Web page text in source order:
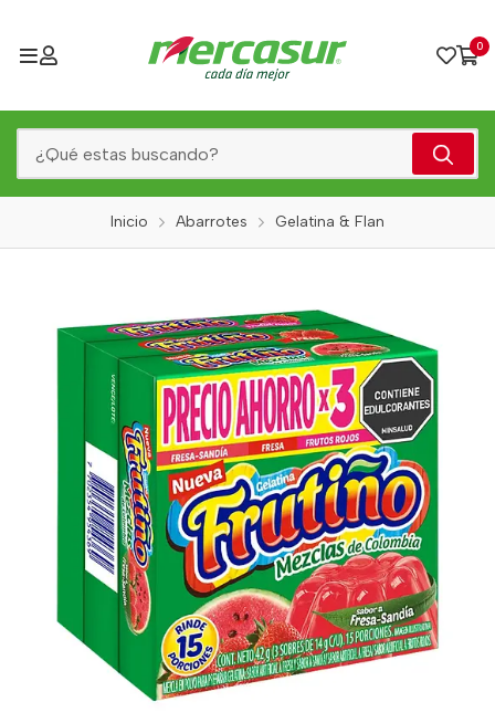
0
Inicio Abarrotes Gelatina & Flan